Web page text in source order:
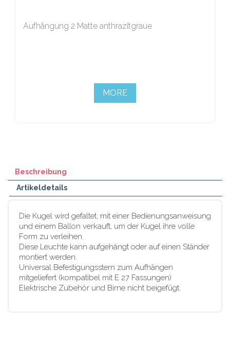
Aufhängung 2 Matte anthrazitgraue
MORE
Beschreibung
Artikeldetails
Die Kugel wird gefaltet, mit einer Bedienungsanweisung
und einem Ballon verkauft, um der Kugel ihre volle
Form zu verleihen.
Diese Leuchte kann aufgehängt oder auf einen Ständer
montiert werden.
Universal Befestigungsstern zum Aufhängen
mitgeliefert (kompatibel mit E 27 Fassungen)
Elektrische Zubehör und Birne nicht beigefügt.